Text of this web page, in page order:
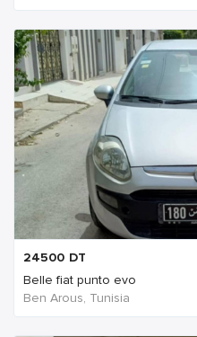
24500 DT
Belle fiat punto evo
Ben Arous, Tunisia